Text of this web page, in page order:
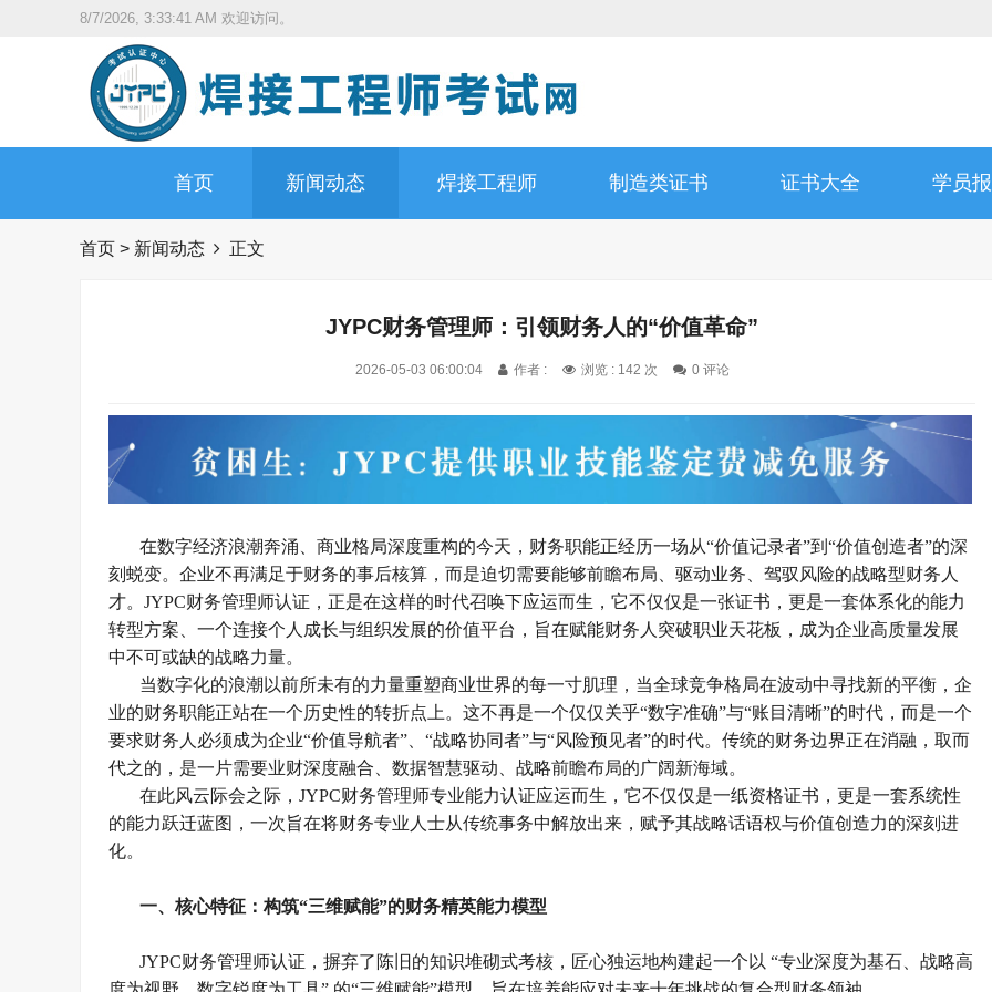
8/7/2026, 3:33:42 AM 欢迎访问。
首页 新闻动态 焊接工程师 制造类证书 证书大全 学员
首页 > 新闻动态 正文
JYPC财务管理师：引领财务人的“价值革命”
2026-05-03 06:00:04 作者 : 浏览 : 142 次 0 评论
在数字经济浪潮奔涌、商业格局深度重构的今天，财务职能正经历一场从“价值记录者”到“价值创造者”的深
刻蜕变。企业不再满足于财务的事后核算，而是迫切需要能够前瞻布局、驱动业务、驾驭风险的战略型财务人
才。JYPC财务管理师认证，正是在这样的时代召唤下应运而生，它不仅仅是一张证书，更是一套体系化的能力
转型方案、一个连接个人成长与组织发展的价值平台，旨在赋能财务人突破职业天花板，成为企业高质量发展
中不可或缺的战略力量。
当数字化的浪潮以前所未有的力量重塑商业世界的每一寸肌理，当全球竞争格局在波动中寻找新的平衡，企
业的财务职能正站在一个历史性的转折点上。这不再是一个仅仅关乎“数字准确”与“账目清晰”的时代，而是一个
要求财务人必须成为企业“价值导航者”、“战略协同者”与“风险预见者”的时代。传统的财务边界正在消融，取而
代之的，是一片需要业财深度融合、数据智慧驱动、战略前瞻布局的广阔新海域。
在此风云际会之际， JYPC财务管理师专业能力认证应运而生，它不仅仅是一纸资格证书，更是一套系统性
的能力跃迁蓝图，一次旨在将财务专业人士从传统事务中解放出来，赋予其战略话语权与价值创造力的深刻进
化。
一、核心特征：构筑“三维赋能”的财务精英能力模型
JYPC财务管理师认证，摒弃了陈旧的知识堆砌式考核，匠心独运地构建起一个以 “专业深度为基石、战略高